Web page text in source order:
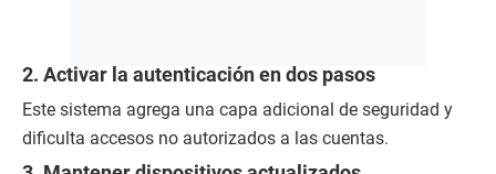
2. Activar la autenticación en dos pasos
Este sistema agrega una capa adicional de seguridad y
dificulta accesos no autorizados a las cuentas.